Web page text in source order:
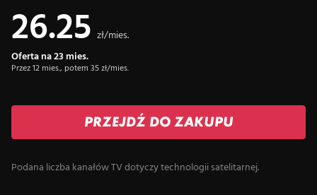
26.25 zł/mies.
Oferta na 23 mies.
Przez 12 mies., potem 35 zł/mies.
PRZEJDŹ DO ZAKUPU
Podana liczba kanałów TV dotyczy technologii satelitarnej.